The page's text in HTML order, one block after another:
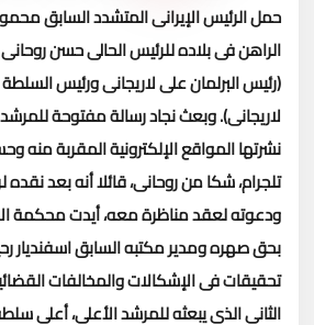
حمل الرئيس الإيرانى المتشدد السابق
الراهن فى بلاده للرئيس الحالى حسن
(رئيس البرلمان على لاريجانى ورئيس
لاريجانى).وبعث نجاد رسالة مفتوحة
نشرتها المواقع الإلكترونية المقربة منه
تلجرام، شكا من روحانى، قائلا أنه بعد
ودعوته لعقد مناظرة معه، أيدت محكمة
بحق صهره ومدير مكتبه السابق اسفنديار
تحقيقات فى الإشكالات والمخالفات
الثانى الذى يبعثه للمرشد الأعلى، أعلى